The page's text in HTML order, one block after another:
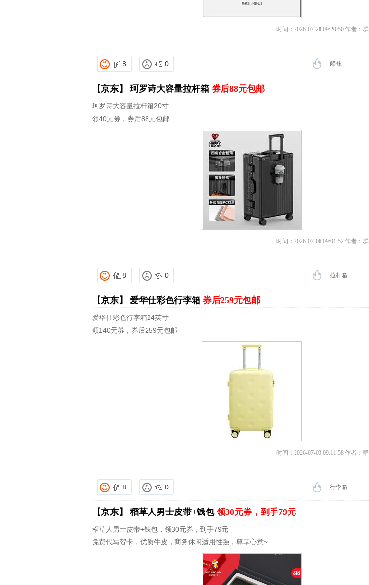
时间：2026-07-28 09:20:50 作者：群
8 0 船袜
【京东】 珂罗诗大容量拉杆箱 券后88元包邮
珂罗诗大容量拉杆箱20寸
领40元券，券后88元包邮
时间：2026-07-06 09:01:52 作者：群
8 0 拉杆箱
【京东】 爱华仕彩色行李箱 券后259元包邮
爱华仕彩色行李箱24英寸
领140元券，券后259元包邮
时间：2026-07-03 09:11:58 作者：群
8 0 行李箱
【京东】 稻草人男士皮带+钱包领30元券，到手79元
稻草人男士皮带+钱包，领30元券，到手79元
免费代写贺卡，优质牛皮，商务休闲适用性强，尊享心意~